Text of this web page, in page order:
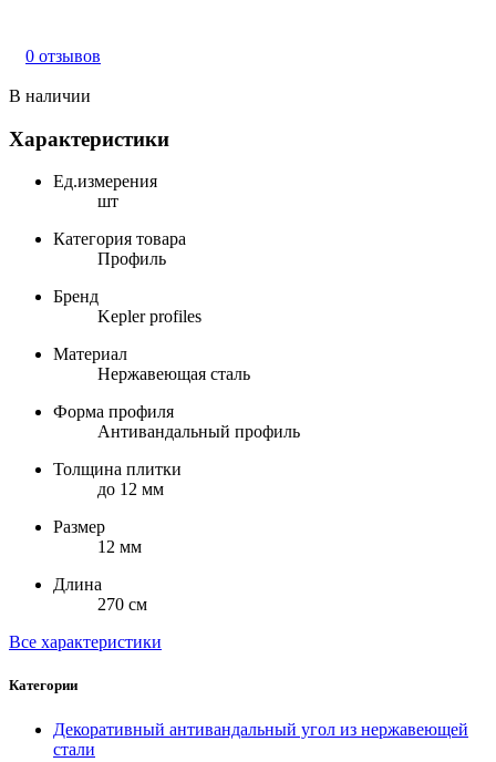
0 отзывов
В наличии
Характеристики
Ед.измерения
шт
Категория товара
Профиль
Бренд
Kepler profiles
Материал
Нержавеющая сталь
Форма профиля
Антивандальный профиль
Толщина плитки
до 12 мм
Размер
12 мм
Длина
270 см
Все характеристики
Категории
Декоративный антивандальный угол из нержавеющей
стали